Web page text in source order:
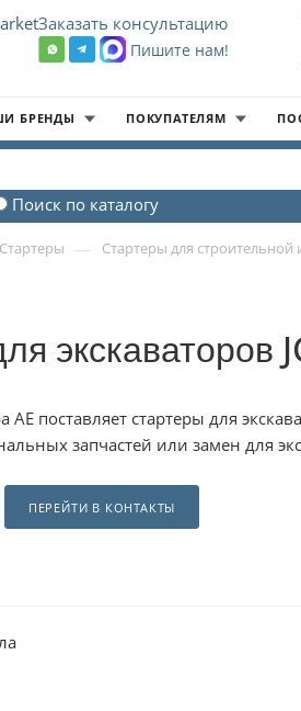
Заказать консультацию
Пишите нам!
БРЕНДЫ ПОКУПАТЕЛЯМ
Поиск по каталогу
Стартеры — Стартеры для строительной
экскаваторов
АЕ поставляет стартеры для
запчастей или замен для
ПЕРЕЙТИ В КОНТАКТЫ